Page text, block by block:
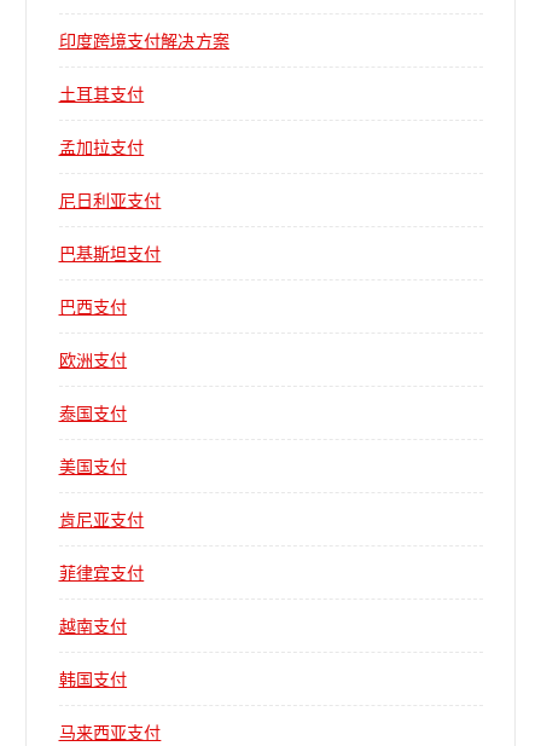
印度跨境支付解决方案
土耳其支付
孟加拉支付
尼日利亚支付
巴基斯坦支付
巴西支付
欧洲支付
泰国支付
美国支付
肯尼亚支付
菲律宾支付
越南支付
韩国支付
马来西亚支付